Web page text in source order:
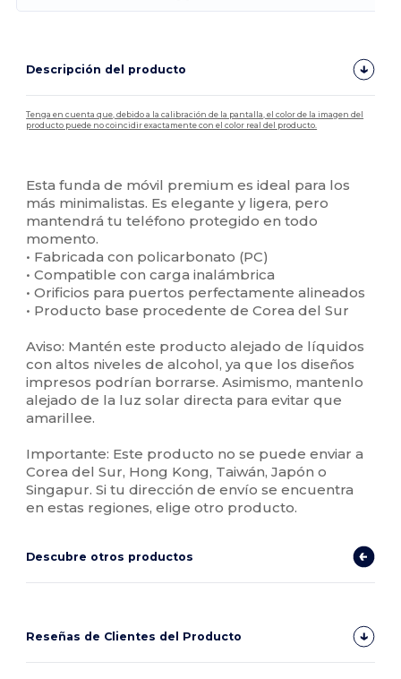
Descripción del producto
Tenga en cuenta que, debido a la calibración de la pantalla, el color de la imagen del
producto puede no coincidir exactamente con el color real del producto.
Esta funda de móvil premium es ideal para los
más minimalistas. Es elegante y ligera, pero
mantendrá tu teléfono protegido en todo
momento.
• Fabricada con policarbonato (PC)
• Compatible con carga inalámbrica
• Orificios para puertos perfectamente alineados
• Producto base procedente de Corea del Sur
Aviso: Mantén este producto alejado de líquidos
con altos niveles de alcohol, ya que los diseños
impresos podrían borrarse. Asimismo, mantenlo
alejado de la luz solar directa para evitar que
amarillee.
Importante: Este producto no se puede enviar a
Corea del Sur, Hong Kong, Taiwán, Japón o
Singapur. Si tu dirección de envío se encuentra
en estas regiones, elige otro producto.
Descubre otros productos
Reseñas de Clientes del Producto